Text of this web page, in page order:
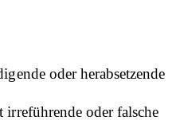
oder herabsetzende
irreführende oder falsche